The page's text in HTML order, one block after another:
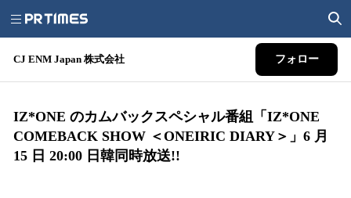
CJ ENM Japan 株式会社 フォロー
IZ*ONE のカムバックスペシャル番組「IZ*ONE
COMEBACK SHOW ＜ONEIRIC DIARY＞」6 月
15 日 20:00 日韓同時放送!!